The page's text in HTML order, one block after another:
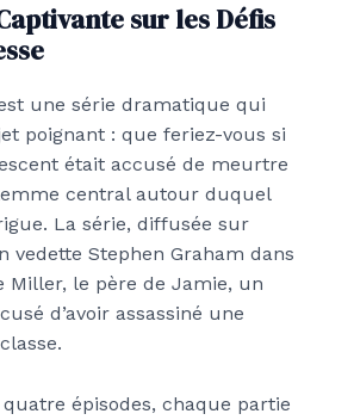
sur les Défis
une série dramatique qui
poignant : que feriez-vous si
était accusé de meurtre
central autour duquel
La série, diffusée sur
vedette Stephen Graham dans
Miller, le père de Jamie, un
d’avoir assassiné une
épisodes, chaque partie